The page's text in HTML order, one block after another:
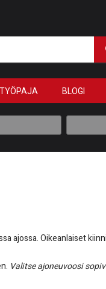
TYÖPAJA BLOGI
ajossa. Oikeanlaiset
Valitse ajoneuvoosi